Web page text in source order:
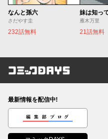
なんと孫六
さだやす圭
232話無料
妹は知っ
雁木万里
21話無料
コミックDAYS
最新情報を配信中!
編集部ブログ